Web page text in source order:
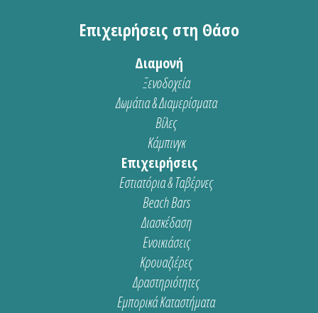
Επιχειρήσεις στη Θάσο
Διαμονή
Ξενοδοχεία
Δωμάτια & Διαμερίσματα
Βίλες
Κάμπινγκ
Επιχειρήσεις
Εστιατόρια & Ταβέρνες
Beach Bars
Διασκέδαση
Ενοικιάσεις
Κρουαζιέρες
Δραστηριότητες
Εμπορικά Καταστήματα